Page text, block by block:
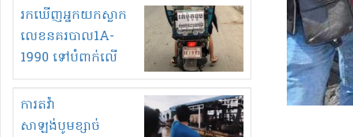
រកឃើញអ្នកយកស្លាក
លេខនគរបាល1A-
1990 ទៅបំពាក់លើ
ម៉ូតូរបស់ខ្លួន ដាកផ្លាក
រត់ឌុបហើយ
ការតវ៉ា
សាឡង់បូមខ្សាច់